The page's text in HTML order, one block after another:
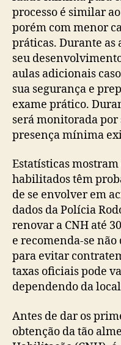
processo é similar
porém com menor
práticas. Durante
seu
aulas adicionais
sua segurança e
exame prático.
será monitorada por
presença mínima
Estatísticas
habilitados têm
de se envolver em
dados da Polícia
renovar a CNH até
e recomenda-se
para evitar
taxas oficiais pode
dependendo da
Antes de dar os
obtenção da tão